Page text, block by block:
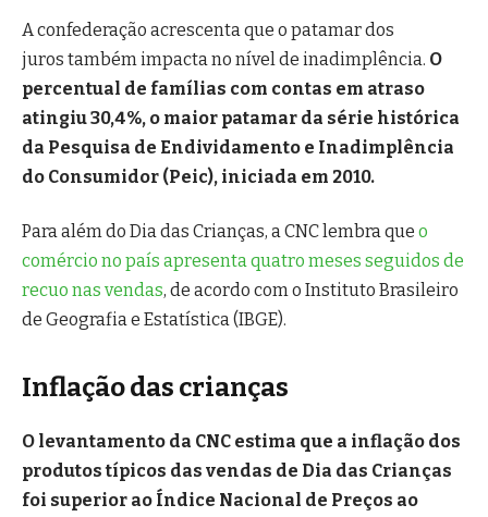
A confederação acrescenta que o patamar dos
juros também impacta no nível de inadimplência. O
percentual de famílias com contas em atraso
atingiu 30,4%, o maior patamar da série histórica
da Pesquisa de Endividamento e Inadimplência
do Consumidor (Peic), iniciada em 2010.
Para além do Dia das Crianças, a CNC lembra que o
comércio no país apresenta quatro meses seguidos de
recuo nas vendas, de acordo com o Instituto Brasileiro
de Geografia e Estatística (IBGE).
Inflação das crianças
O levantamento da CNC estima que a inflação dos
produtos típicos das vendas de Dia das Crianças
foi superior ao Índice Nacional de Preços ao